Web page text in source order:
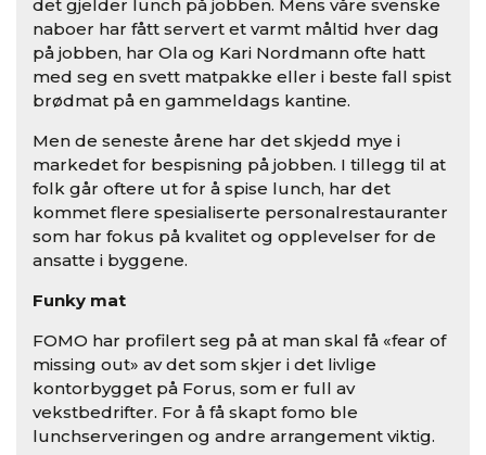
det gjelder lunch på jobben. Mens våre svenske
naboer har fått servert et varmt måltid hver dag
på jobben, har Ola og Kari Nordmann ofte hatt
med seg en svett matpakke eller i beste fall spist
brødmat på en gammeldags kantine.
Men de seneste årene har det skjedd mye i
markedet for bespisning på jobben. I tillegg til at
folk går oftere ut for å spise lunch, har det
kommet flere spesialiserte personalrestauranter
som har fokus på kvalitet og opplevelser for de
ansatte i byggene.
Funky mat
FOMO har profilert seg på at man skal få «fear of
missing out» av det som skjer i det livlige
kontorbygget på Forus, som er full av
vekstbedrifter. For å få skapt fomo ble
lunchserveringen og andre arrangement viktig.